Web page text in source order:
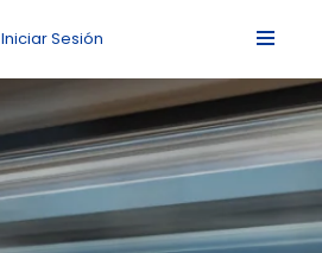
Iniciar Sesión